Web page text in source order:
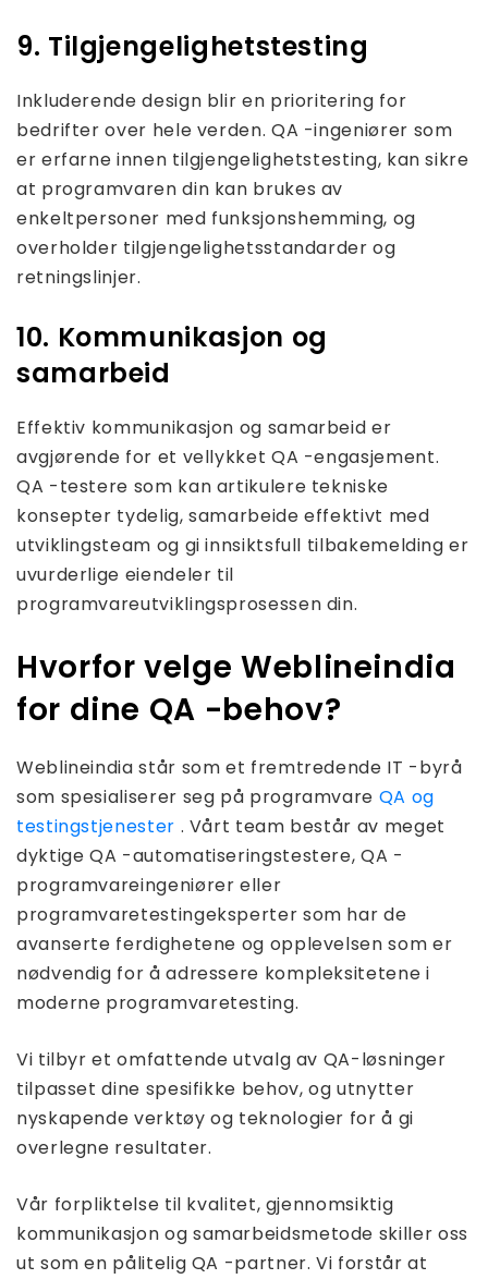
9. Tilgjengelighetstesting
Inkluderende design blir en prioritering for
bedrifter over hele verden. QA -ingeniører som
er erfarne innen tilgjengelighetstesting, kan sikre
at programvaren din kan brukes av
enkeltpersoner med funksjonshemming, og
overholder tilgjengelighetsstandarder og
retningslinjer.
10. Kommunikasjon og
samarbeid
Effektiv kommunikasjon og samarbeid er
avgjørende for et vellykket QA -engasjement.
QA -testere som kan artikulere tekniske
konsepter tydelig, samarbeide effektivt med
utviklingsteam og gi innsiktsfull tilbakemelding er
uvurderlige eiendeler til
programvareutviklingsprosessen din.
Hvorfor velge Weblineindia
for dine QA -behov?
Weblineindia står som et fremtredende IT -byrå
som spesialiserer seg på programvare QA og
testingstjenester . Vårt team består av meget
dyktige QA -automatiseringstestere, QA -
programvareingeniører eller
programvaretestingeksperter som har de
avanserte ferdighetene og opplevelsen som er
nødvendig for å adressere kompleksitetene i
moderne programvaretesting.
Vi tilbyr et omfattende utvalg av QA-løsninger
tilpasset dine spesifikke behov, og utnytter
nyskapende verktøy og teknologier for å gi
overlegne resultater.
Vår forpliktelse til kvalitet, gjennomsiktig
kommunikasjon og samarbeidsmetode skiller oss
ut som en pålitelig QA -partner. Vi forstår at